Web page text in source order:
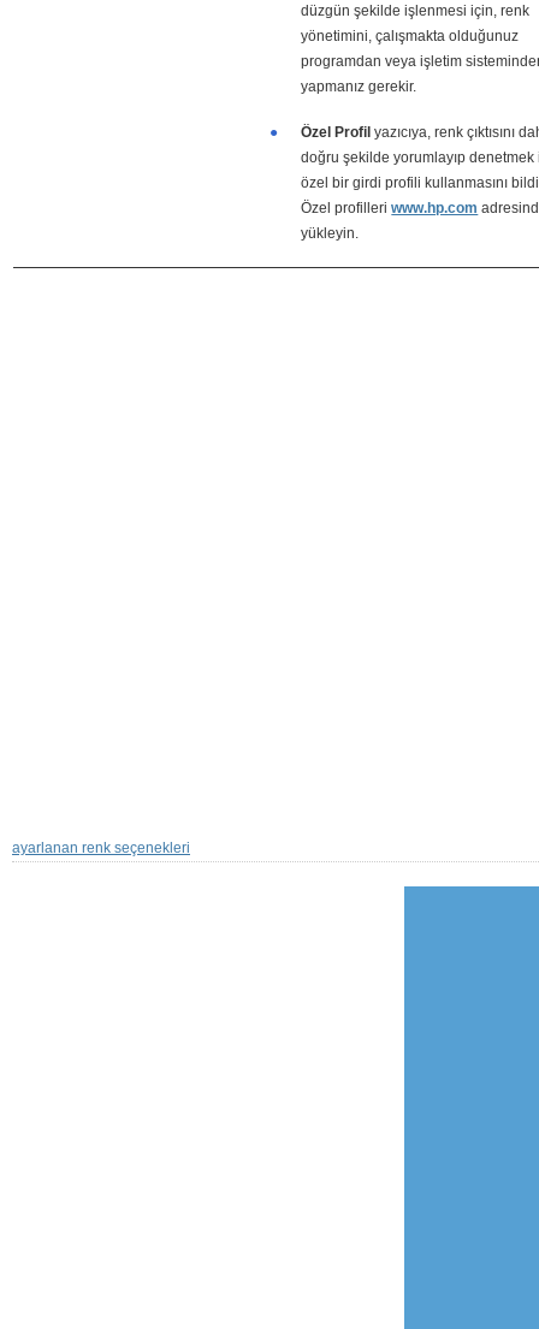
düzgün şekilde işlenmesi için, renk
yönetimini, çalışmakta olduğunuz
programdan veya işletim
yapmanız gerekir.
● Özel Profil yazıcıya, renk çıktısını
doğru şekilde yorumlayıp denetmek
özel bir girdi profili kullanmasını
Özel profilleriwww.hp.com
yükleyin.
ayarlanan renk seçenekleri